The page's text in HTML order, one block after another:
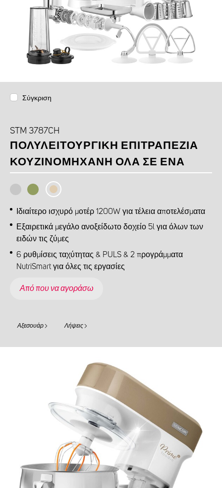
Σύγκριση
STM 3787CH
ΠΟΛΥΛΕΙΤΟΥΡΓΙΚΉ ΕΠΙΤΡΑΠΈΖΙΑ
ΚΟΥΖΙΝΟΜΗΧΑΝΉ ΌΛΑ ΣΕ ΈΝΑ
Ιδιαίτερο ισχυρό μοτέρ 1200W για τέλεια αποτελέσματα
Εξαιρετικά μεγάλο ανοξείδωτο δοχείο 5l για όλων των
ειδών τις ζύμες
6 ρυθμίσεις ταχύτητας & PULS & 2 προγράμματα
NutriSmart για όλες τις εργασίες
Από που να αγοράσω
Αξεσουάρ Λήψεις